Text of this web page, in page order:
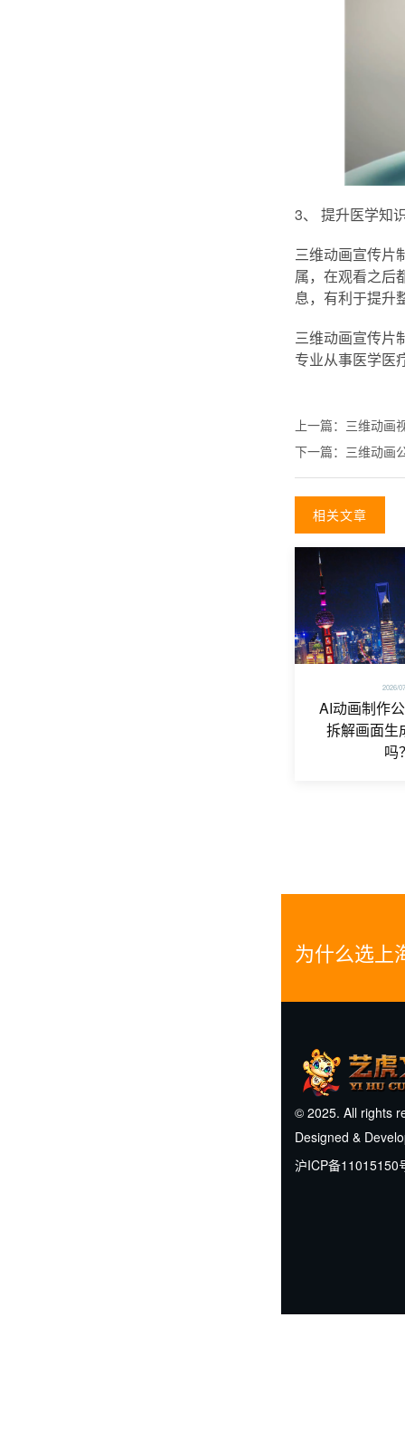
3、 提升医学知
三维动画宣传片
属，在观看之后
息，有利于提升
三维动画宣传片
专业从事医学医
上一篇： 三维动画
下一篇： 三维动画
相关文章
2026/
AI动画制作
拆解画面生
吗
为什么选上
© 2025. All rights
Designed &
沪ICP备11015150